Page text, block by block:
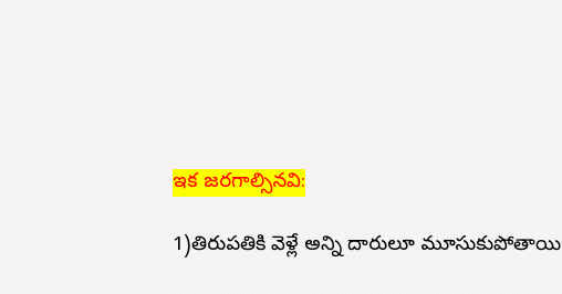
ఇక జరగాల్సినవి:
1)తిరుపతికి వెళ్లే అన్ని దారులూ మూసుకుపోతాయి